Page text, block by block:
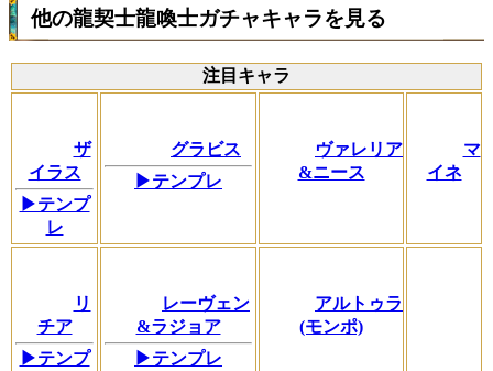
他の龍契士龍喚士ガチャキャラを見る
注目キャラ
ザ
イラス
▶テンプ
レ
グラビス
▶テンプレ
ヴァレリア
&ニース
マ
イネ
リ
チア
▶テンプ
レーヴェン
&ラジョア
▶テンプレ
アルトゥラ
(モンポ)